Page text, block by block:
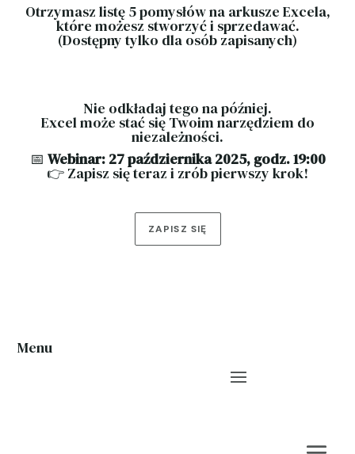
Otrzymasz listę 5 pomysłów na arkusze Excela,
które możesz stworzyć i sprzedawać.
(Dostępny tylko dla osób zapisanych)
Nie odkładaj tego na później.
Excel może stać się Twoim narzędziem do
niezależności.
📅 Webinar: 27 października 2025, godz. 19:00
👉 Zapisz się teraz i zrób pierwszy krok!
ZAPISZ SIĘ
Menu